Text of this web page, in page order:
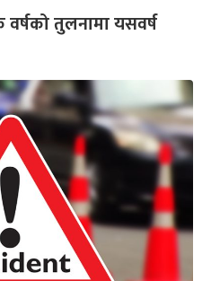
तुलनामा यसवर्ष